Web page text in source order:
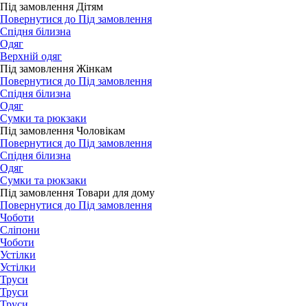
Під замовлення Дітям
Повернутися до Під замовлення
Спідня білизна
Одяг
Верхній одяг
Під замовлення Жінкам
Повернутися до Під замовлення
Спідня білизна
Одяг
Сумки та рюкзаки
Під замовлення Чоловікам
Повернутися до Під замовлення
Спідня білизна
Одяг
Сумки та рюкзаки
Під замовлення Товари для дому
Повернутися до Під замовлення
Чоботи
Сліпони
Чоботи
Устілки
Устілки
Труси
Труси